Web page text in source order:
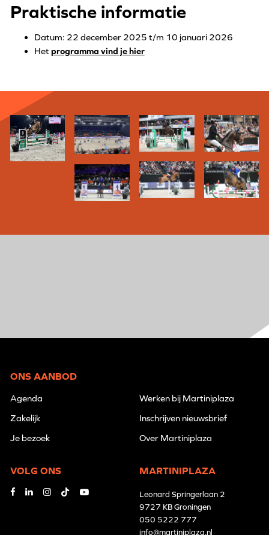
Praktische informatie
Datum: 22 december 2025 t/m 10 januari 2026
Het programma vind je hier
ONS AANBOD
Agenda
Zakelijk
Je bezoek
Werken bij Martiniplaza
Inschrijven nieuwsbrief
Over Martiniplaza
VOLG ONS MARTINIPLAZA
Leonard Springerlaan 2
9727 KB Groningen
050 5222 777
info@martiniplaza.nl